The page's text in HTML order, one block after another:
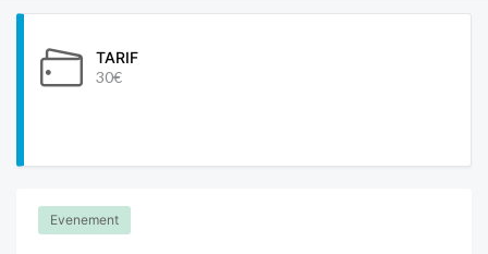
TARIF
30€
Evenement